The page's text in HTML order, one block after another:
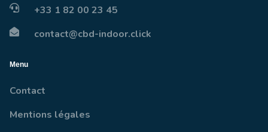
+33 1 82 00 23 45
contact@cbd-indoor.click
Menu
Contact
Mentions légales